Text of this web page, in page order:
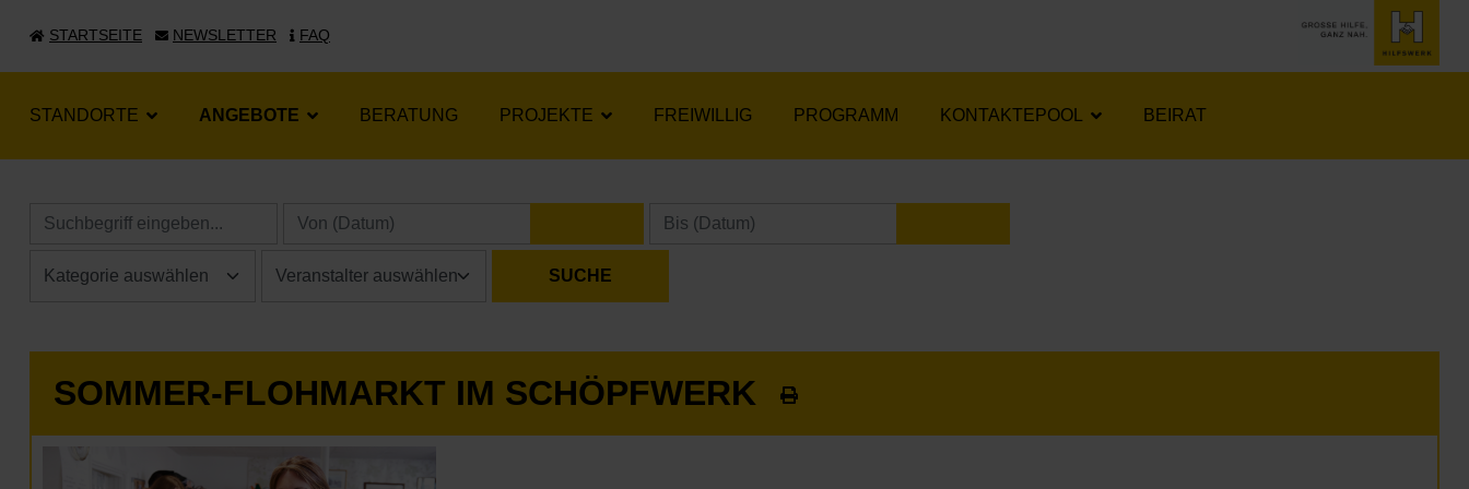
STARTSEITE NEWSLETTER FAQ
STANDORTE ANGEBOTE BERATUNG PROJEKTE FREIWILLIG PROGRAMM KONTAKTEPOOL BEIRAT
KALENDER ÖFFNEN
SOMMER-FLOHMARKT IM SCHÖPFWERK